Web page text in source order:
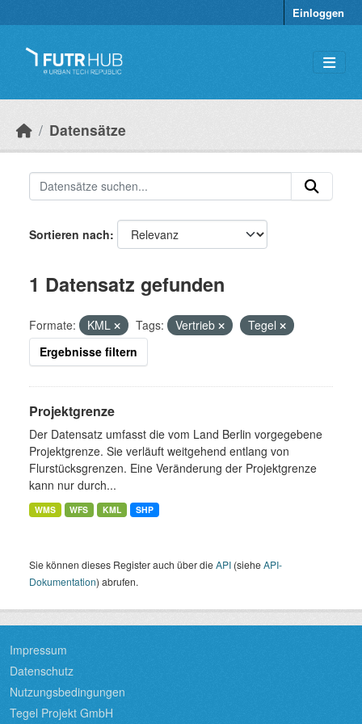
Einloggen
Datensätze
Sortieren nach
1 Datensatz gefunden
Formate: KML Tags: Vertrieb
Tegel
Ergebnisse filtern
Projektgrenze
Der Datensatz umfasst die vom Land Berlin vorgegebene
Projektgrenze. Sie verläuft weitgehend entlang von
Flurstücksgrenzen. Eine Veränderung der Projektgrenze
kann nur durch...
WMS WFS KML SHP
Sie können dieses Register auch über dieAPI (sieheAPI-
Dokumentation) abrufen.
Impressum
Datenschutz
Nutzungsbedingungen
Tegel Projekt GmbH